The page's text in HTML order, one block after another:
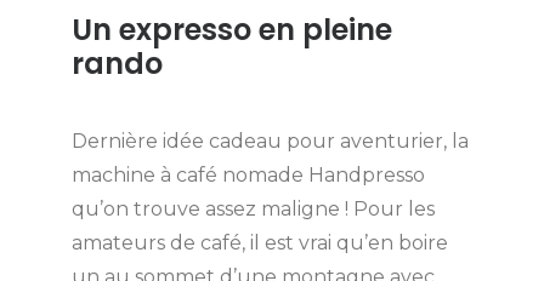
Un expresso en pleine
rando
Dernière idée cadeau pour aventurier, la
machine à café nomade Handpresso
qu’on trouve assez maligne ! Pour les
amateurs de café, il est vrai qu’en boire